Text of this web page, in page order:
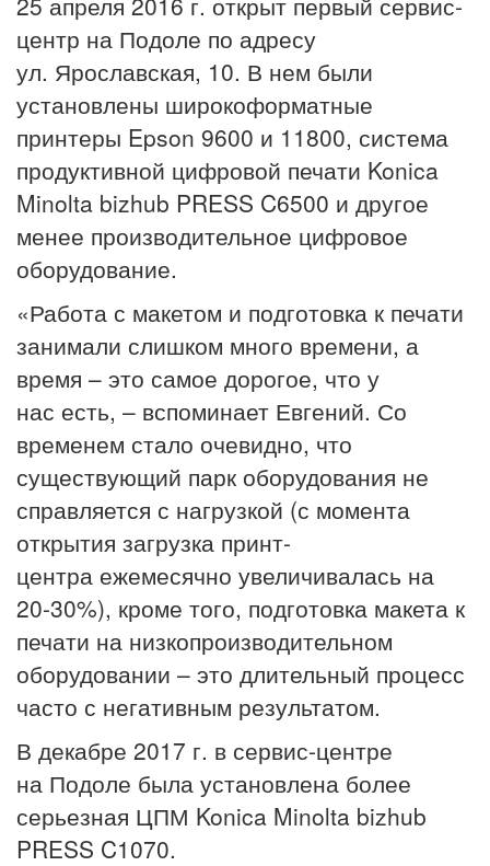
центр на Подоле по адресу
ул. Ярославская, 10. В нем были
установлены широкоформатные
принтеры Epson 9600 и 11800, система
продуктивной цифровой печати Konica
Minolta bizhub PRESS C6500 и другое
менее производительное цифровое
оборудование.
«Работа с макетом и подготовка к печати
занимали слишком много времени, а
время – это самое дорогое, что у
нас есть, – вспоминает Евгений. Со
временем стало очевидно, что
существующий парк оборудования не
справляется с нагрузкой (с момента
открытия загрузка принт-
центра ежемесячно увеличивалась на
20-30%), кроме того, подготовка макета к
печати на низкопроизводительном
оборудовании – это длительный процесс
часто с негативным результатом.
В декабре 2017 г. в сервис-центре
на Подоле была установлена более
серьезная ЦПМ Konica Minolta bizhub
PRESS C1070.